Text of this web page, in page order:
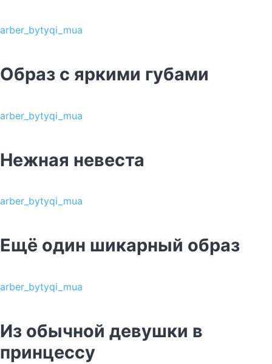
arber_bytyqi_mua
Образ с яркими губами
arber_bytyqi_mua
Нежная невеста
arber_bytyqi_mua
Ещё один шикарный образ
arber_bytyqi_mua
Из обычной девушки в
принцессу